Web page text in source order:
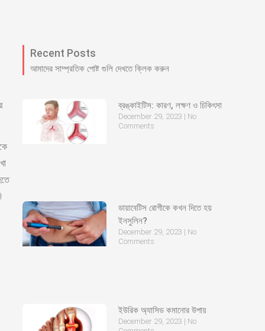
Recent Posts
আমাদের সাম্প্রতিক পোষ্ট গুলি দেখতে ক্লিক করুন
ব্রঙ্কাইটিস: কারণ, লক্ষণ ও চিকিৎসা
December 29, 2023
No
Comments
ডায়াবেটিস রোগীকে কখন দিতে হয়
ইনসুলিন?
December 29, 2023
No
Comments
ইউরিক অ্যাসিড কমানোর উপায়
December 29, 2023
No